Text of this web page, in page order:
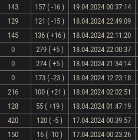
143 157 ( -16 )
19.04.2024 00:37:14
129 121 ( -15 )
18.04.2024 22:49:09
145 136 ( +16 )
18.04.2024 22:11:20
0 279 ( +5 )
18.04.2024 22:00:37
0 274 ( +5 )
18.04.2024 21:34:14
0 173 ( -23 )
18.04.2024 12:23:18
216 100 ( +21 )
18.04.2024 02:02:51
128 55 ( +19 )
18.04.2024 01:47:19
420 120 ( -5 )
17.04.2024 00:39:57
150 16 ( -10 )
17.04.2024 00:23:26